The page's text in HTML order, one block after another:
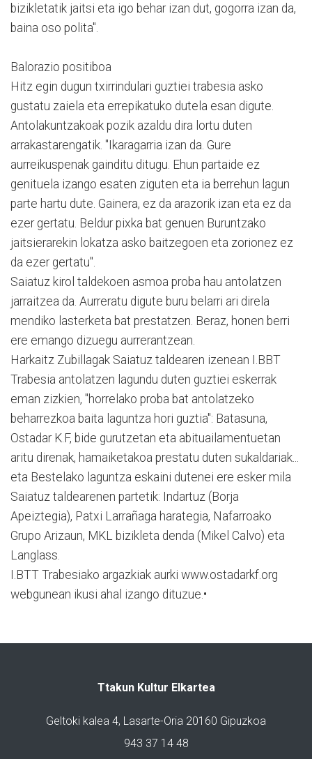
bizikletatik jaitsi eta igo behar izan dut, gogorra izan da,
baina oso polita".
Balorazio positiboa
Hitz egin dugun txirrindulari guztiei trabesia asko
gustatu zaiela eta errepikatuko dutela esan digute.
Antolakuntzakoak pozik azaldu dira lortu duten
arrakastarengatik. "Ikaragarria izan da. Gure
aurreikuspenak gainditu ditugu. Ehun partaide ez
genituela izango esaten ziguten eta ia berrehun lagun
parte hartu dute. Gainera, ez da arazorik izan eta ez da
ezer gertatu. Beldur pixka bat genuen Buruntzako
jaitsierarekin lokatza asko baitzegoen eta zorionez ez
da ezer gertatu".
Saiatuz kirol taldekoen asmoa proba hau antolatzen
jarraitzea da. Aurreratu digute buru belarri ari direla
mendiko lasterketa bat prestatzen. Beraz, honen berri
ere emango dizuegu aurrerantzean.
Harkaitz Zubillagak Saiatuz taldearen izenean I.BBT
Trabesia antolatzen lagundu duten guztiei eskerrak
eman zizkien, "horrelako proba bat antolatzeko
beharrezkoa baita laguntza hori guztia": Batasuna,
Ostadar K.F, bide gurutzetan eta abituailamentuetan
aritu direnak, hamaiketakoa prestatu duten sukaldariak...
eta Bestelako laguntza eskaini dutenei ere esker mila
Saiatuz taldearenen partetik: Indartuz (Borja
Apeiztegia), Patxi Larrañaga harategia, Nafarroako
Grupo Arizaun, MKL bizikleta denda (Mikel Calvo) eta
Langlass.
I.BTT Trabesiako argazkiak aurki www.ostadarkf.org
webgunean ikusi ahal izango dituzue.•
Ttakun Kultur Elkartea
Geltoki kalea 4, Lasarte-Oria 20160 Gipuzkoa
943 37 14 48